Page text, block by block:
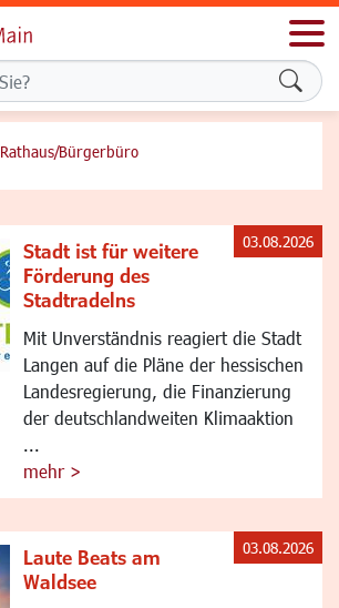
Rathaus/Bürgerbüro
Stadt ist für weitere
Förderung des
Stadtradelns
Mit Unverständnis reagiert die Stadt
Langen auf die Pläne der hessischen
Landesregierung, die Finanzierung
der deutschlandweiten Klimaaktion
...
mehr >
03.08.2026
Laute Beats am
Waldsee
03.08.2026